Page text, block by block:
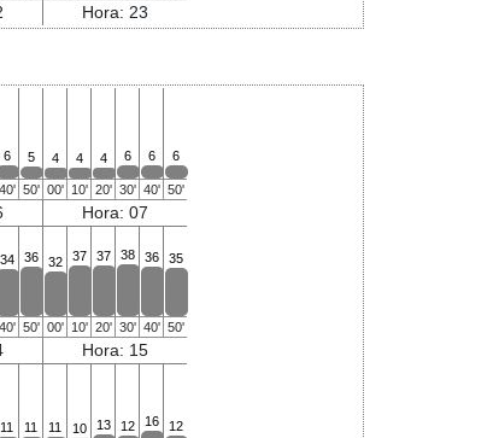
Hora: 23
6 5 4 4 4 6 6 6
40' 50' 00' 10' 20' 30' 40' 50'
Hora: 07
34 36 32 37 37 38 36 35
40' 50' 00' 10' 20' 30' 40' 50'
Hora: 15
11 11 11 10 13 12 16 12